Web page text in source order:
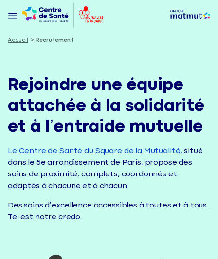
Accueil Recrutement
Rejoindre une équipe
attachée à la solidarité
et à l’entraide mutuelle
Le Centre de Santé du Square de la Mutualité, situé
dans le 5e arrondissement de Paris, propose des
soins de proximité, complets, coordonnés et
adaptés à chacune et à chacun.
Des soins d’excellence accessibles à toutes et à tous.
Tel est notre credo.